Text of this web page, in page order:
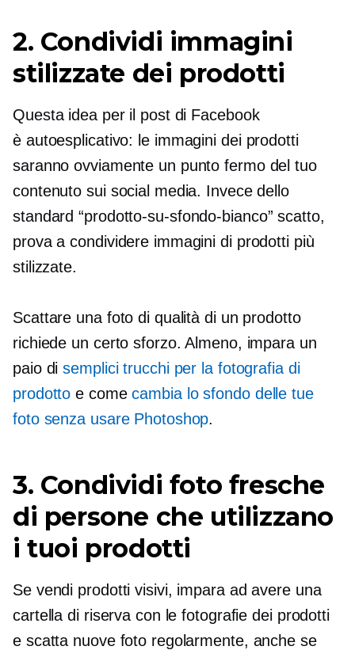
2. Condividi immagini
stilizzate dei prodotti
Questa idea per il post di Facebook
è autoesplicativo: le immagini dei prodotti
saranno ovviamente un punto fermo del tuo
contenuto sui social media. Invece dello
standard“prodotto-su-sfondo-bianco” scatto,
prova a condividere immagini di prodotti più
stilizzate.
Scattare una foto di qualità di un prodotto
richiede un certo sforzo. Almeno, impara un
paio disemplici trucchi per la fotografia di
prodotto e comecambia lo sfondo delle tue
foto senza usare Photoshop.
3. Condividi foto fresche
di persone che utilizzano
i tuoi prodotti
Se vendi prodotti visivi, impara ad avere una
cartella di riserva con le fotografie dei prodotti
e scatta nuove foto regolarmente, anche se